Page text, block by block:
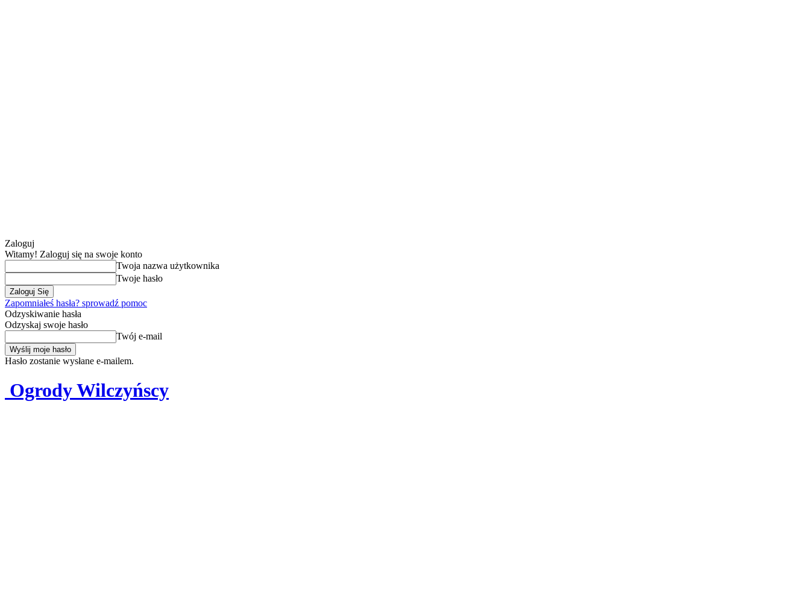
Zaloguj
Witamy! Zaloguj się na swoje konto
Twoja nazwa użytkownika
Twoje hasło
Zapomniałeś hasła? sprowadź pomoc
Odzyskiwanie hasła
Odzyskaj swoje hasło
Twój e-mail
Hasło zostanie wysłane e-mailem.
Ogrody Wilczyńscy